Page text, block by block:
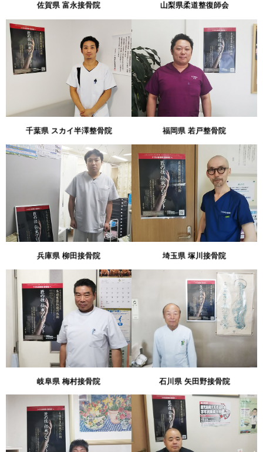
佐賀県 富永接骨院 山梨県柔道整復師会
千葉県 スカイ半澤整骨院 福岡県 若戸整骨院
兵庫県 柳田接骨院 埼玉県 塚川接骨院
岐阜県 梅村接骨院 石川県 矢田野接骨院